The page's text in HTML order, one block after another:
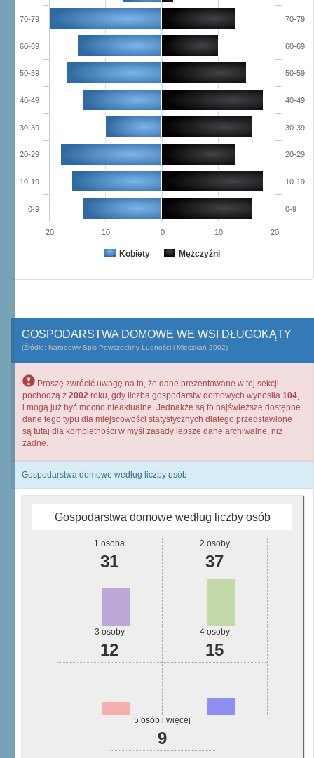
Kobiety Mężczyźni
0-9
10-19
20-29
30-39
40-49
50-59
60-69
70-79
0-9
10-19
20-29
30-39
40-49
50-59
60-69
70-79
20 10 0 10 20
GOSPODARSTWA DOMOWE WE WSI DŁUGOKĄTY
(Źródło: Narodowy Spis Powszechny Ludności i Mieszkań 2002)
Proszę zwrócić uwagę na to, że dane prezentowane w tej sekcji
pochodzą z 2002 roku, gdy liczba gospodarstw domowych wynosiła 104,
i mogą już być mocno nieaktualne. Jednakże są to najświeższe dostępne
dane tego typu dla miejscowości statystycznych dlatego przedstawione
są tutaj dla kompletności w myśl zasady lepsze dane archiwalne, niż
żadne.
Gospodarstwa domowe według liczby osób
Gospodarstwa domowe według liczby osób
1 osoba
31
2 osoby
37
3 osoby
12
4 osoby
15
5 osób i więcej
9